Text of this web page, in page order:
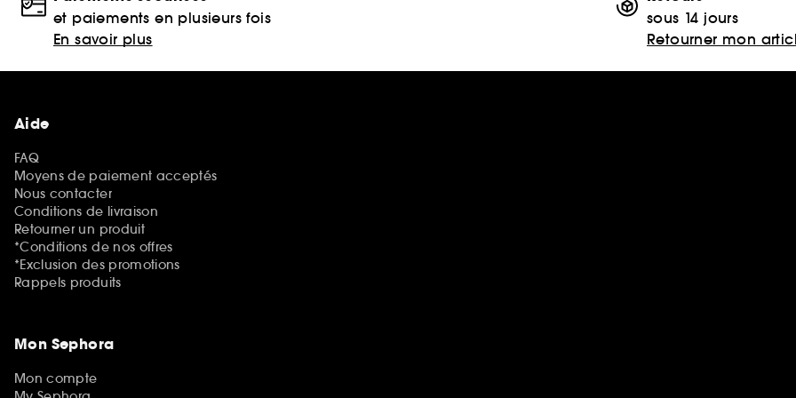
et paiements en plusieurs fois
En savoir plus
sous 14 jours
Retourner mon
Aide
FAQ
Moyens de paiement acceptés
Nous contacter
Conditions de livraison
Retourner un produit
*Conditions de nos offres
*Exclusion des promotions
Rappels produits
Mon Sephora
Mon compte